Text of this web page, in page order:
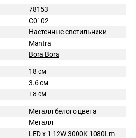
78153
C0102
Настенные светильники
Mantra
Bora Bora
18 см
3.6 см
18 см
Металл белого цвета
Металл
LED x 1 12W 3000K 1080Lm